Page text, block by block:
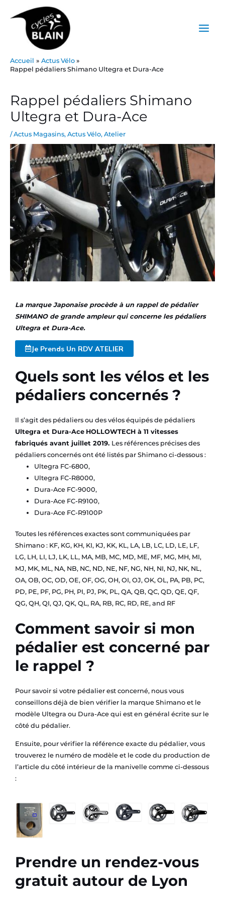
contenu
Menu
Accueil
Actus Vélo
Rappel pédaliers Shimano Ultegra et Dura-Ace
Rappel pédaliers Shimano
Ultegra et Dura-Ace
/Actus Magasins, Actus Vélo, Atelier
La marque Japonaise procède à un rappel de pédalier
SHIMANO de grande ampleur qui concerne les pédaliers
Ultegra et Dura-Ace.
Je Prends Un RDV ATELIER
Quels sont les vélos et les
pédaliers concernés ?
Il s’agit des pédaliers ou des vélos équipés de pédaliers
Ultegra et Dura-Ace HOLLOWTECH à 11 vitesses
fabriqués avant juillet 2019. Les références précises des
pédaliers concernés ont été listés par Shimano ci-dessous :
Ultegra FC-6800,
Ultegra FC-R8000,
Dura-Ace FC-9000,
Dura-Ace FC-R9100,
Dura-Ace FC-R9100P
Toutes les références exactes sont communiquées par
Shimano : KF, KG, KH, KI, KJ, KK, KL, LA, LB, LC, LD, LE, LF,
LG, LH, LI, LJ, LK, LL, MA, MB, MC, MD, ME, MF, MG, MH, MI,
MJ, MK, ML, NA, NB, NC, ND, NE, NF, NG, NH, NI, NJ, NK, NL,
OA, OB, OC, OD, OE, OF, OG, OH, OI, OJ, OK, OL, PA, PB, PC,
PD, PE, PF, PG, PH, PI, PJ, PK, PL, QA, QB, QC, QD, QE, QF,
QG, QH, QI, QJ, QK, QL, RA, RB, RC, RD, RE, and RF
Comment savoir si mon
pédalier est concerné par
le rappel ?
Pour savoir si votre pédalier est concerné, nous vous
conseillons déjà de bien vérifier la marque Shimano et le
modèle Ultegra ou Dura-Ace qui est en général écrite sur le
côté du pédalier.
Ensuite, pour vérifier la référence exacte du pédalier, vous
trouverez le numéro de modèle et le code du production de
l’article du côté intérieur de la manivelle comme ci-dessous
:
Prendre un rendez-vous
gratuit autour de Lyon